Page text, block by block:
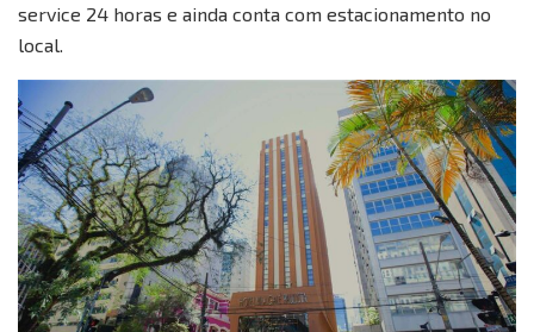
service 24 horas e ainda conta com estacionamento no
local.